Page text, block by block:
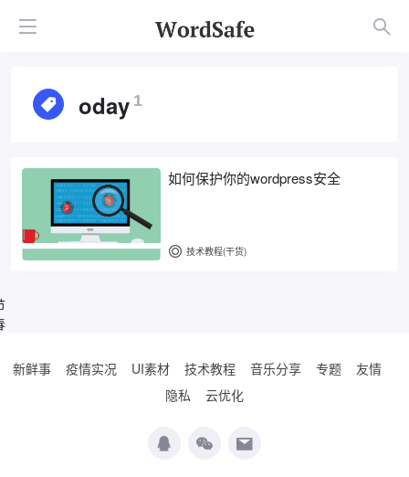
oday 1
如何保护你的wordpress安全
技术教程(干货)
新鲜事 疫情实况 UI素材 技术教程 音乐分享 专题
友情
隐私
云优化